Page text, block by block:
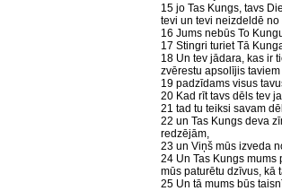
15 jo Tas Kungs, tavs
tevi un tevi neizdeldē no
16 Jums nebūs To
17 Stingri turiet Tā
18 Un tev jādara, kas ir
zvērestu apsolījis taviem
19 padzīdams visus
20 Kad rīt tavs dēls tev
21 tad tu teiksi savam
22 un Tas Kungs deva
redzējām,
23 un Viņš mūs izveda
24 Un Tas Kungs mums
mūs paturētu dzīvus, kā
25 Un tā mums būs